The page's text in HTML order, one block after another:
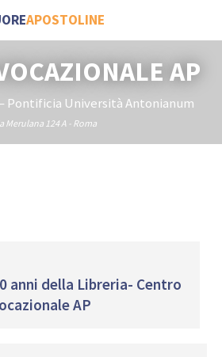
APOSTOLINE
AP
Pontificia Università Antonianum
Merulana 124 A - Roma
anni della Libreria- Centro
AP